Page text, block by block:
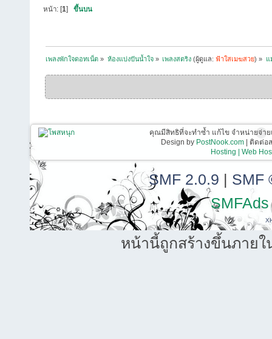
หน้า: [1 ]ขึ้นบน
เพลงพักใจดอทเน็ต » ห้องแบ่งปันน้ำใจ» เพลงสตริง (ผู้ดูแล:ฟ้าใสเมฆสวย) » แ
คุณมีสิทธิที่จะทำซ้ำ แก้ไข จำหน่ายจ่า
Design by PostNook.com| ติดต่อส
Hosting | Web
SMF 2.0.9 | SMF
SMFAds
หน้านี้ถูกสร้างขึ้นภายใ